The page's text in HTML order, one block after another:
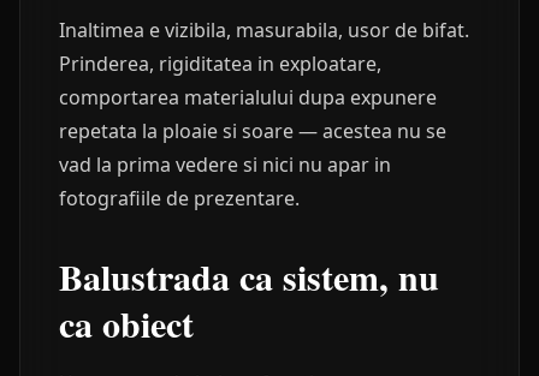
Inaltimea e vizibila, masurabila, usor de bifat.
Prinderea, rigiditatea in exploatare,
comportarea materialului dupa expunere
repetata la ploaie si soare — acestea nu se
vad la prima vedere si nici nu apar in
fotografiile de prezentare.
Balustrada ca sistem, nu
ca obiect